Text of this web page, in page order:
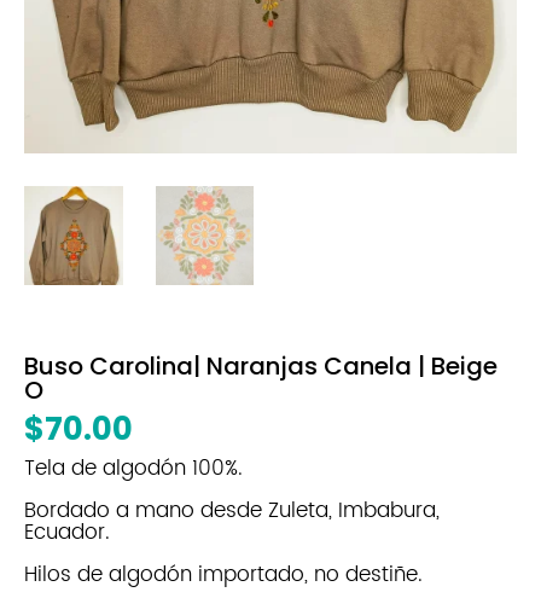
Buso Carolina| Naranjas Canela | Beige
O
$70.00
Tela de algodón 100%.
Bordado a mano desde Zuleta, Imbabura,
Ecuador.
Hilos de algodón importado, no destiñe.